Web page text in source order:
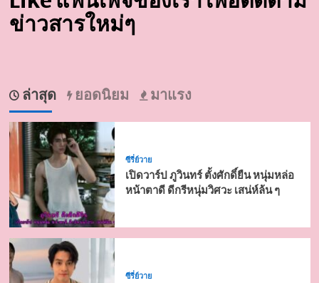
ข่าวสารใหม่ๆ
ล่าสุด ยอดนิยม มาแรง
ซีรี่ย์วาย
เปิดวาร์ป ภูวินทร์ ตั้งศักดิ์ยืน หนุ่มหล่อ
หน้าตาดี ดีกรีหนุ่มวิศวะ เสน่ห์ล้น ๆ
ซีรี่ย์วาย